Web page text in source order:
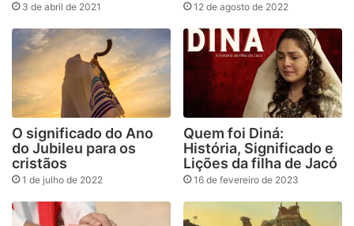
3 de abril de 2021 12 de agosto de 2022
O significado do Ano
do Jubileu para os
cristãos
1 de julho de 2022
Quem foi Diná:
História, Significado e
Lições da filha de Jacó
16 de fevereiro de 2023